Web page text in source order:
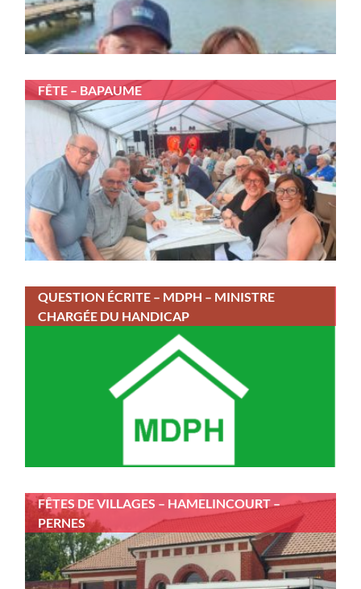
FÊTE – BAPAUME
QUESTION ÉCRITE – MDPH – MINISTRE
CHARGÉE DU HANDICAP
FÊTES DE VILLAGES – HAMELINCOURT –
PERNES